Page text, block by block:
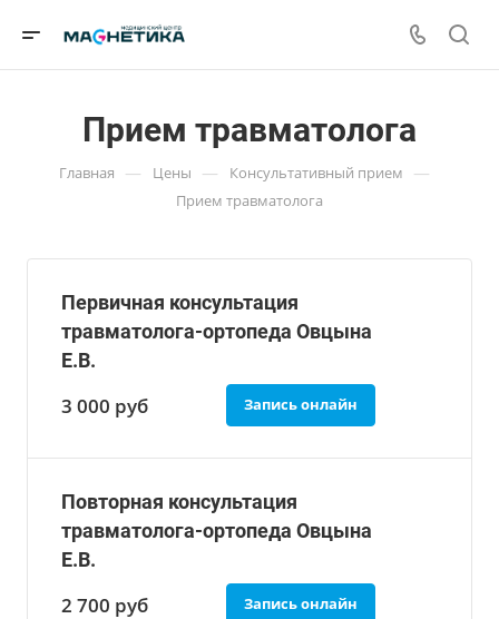
Прием травматолога
Главная — Цены — Консультативный прием —
Прием травматолога
Первичная консультация
травматолога-ортопеда Овцына
Е.В.
3 000 руб Запись онлайн
Повторная консультация
травматолога-ортопеда Овцына
Е.В.
2 700 руб Запись онлайн